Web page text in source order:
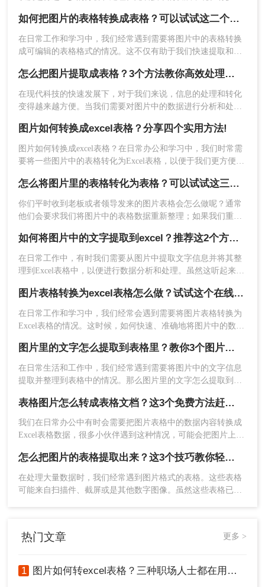
优点：操作简便，无需安装额外软件；支持多
缺点 ：需要链接网络；识别精度可能受图片质
1、打开在线图片转excel网址
（https://pdftoword.55.la/img2excel/）可以看
到一个转换界面。
2、自定义输出格式设置
4、上传要转换的图片，需要设置自定义选项
的可以设置一点，然后点击开始转换。
将详细介绍几种常用的图片表格提取方法。
如何把图片的表格转换成表格？可以试试这二个方法！
在日常工作和学习中，我们经常遇到需要将图片中的表格转换
成可编辑的表格格式的情况。这不仅有助于我们快速提取和整
转换成表格呢？下面将介绍二种实用的方法，帮助您轻松将图
片表格转换为可编辑的表格。
怎么把图片提取成表格？3个方法教你高效处理数据~
在现代科技的快速发展下，对于我们来说，信息的处理和转化
变得越来越方便。当我们需要对图片中的数据进行分析和处理
效的方法来将图片提取为表格，帮助你快速解决怎么把图片提
取成表格问题。
图片如何转换成excel表格？分享四个实用方法!
图片如何转换成excel表格？在日常办公和学习中，我们时常需
要将一些图片中的表格转化为Excel表格，以便于我们更方便地
化方法，可以帮助我们更好地管理和分析数据。然而，对于一
些图片中包含表格的情况，手动输入表格内容可能较为繁琐，
这时我们可以使用 OCR 软件，将图片中的表格转换成 Excel 表
格。
怎么将图片里的表格转化为表格？可以试试这三个方法！
你们平时收到老板或者领导发来的图片表格会怎么做呢？通常
他们会要求我们将图片中的表格数据重新整理；如果我们重新
图片转为表格，这样就能自由编辑了。那么你们知道怎么将图
片里的表格转化为表格吗？下面小编就总结了三个实用的转换
技巧给大家！
如何将图片中的文字提取到excel？推荐这2个方法，一学就会！
在日常工作中，有时我们需要从图片中提取文字信息并将其整
理到Excel表格中，以便进行数据分析和处理。虽然这听起来可
相对简单。那么如何将图片中的文字提取到excel呢？以下是将
图片中的文字提取到Excel的几种方法。
图片表格转换为excel表格怎么做？试试这个在线转换工具！
在日常工作和学习中，我们经常会遇到需要将图片表格转换为
Excel表格的情况。这时候，如何快速、准确地将图片中的数据
excel表格怎么做呢？下面，我将为大家介绍一种简单而高效的
方法，帮助您实现这一目标。
图片里的文字怎么提取到表格里？教你3个图片转excel方法
在日常生活和工作中，我们经常遇到需要将图片中的文字信息
提取并整理到表格中的情况。那么图片里的文字怎么提取到表
标。
表格图片怎么转成表格文档？这3个免费方法赶紧收藏！
我们在日常办公中有时会需要把图片表格中的数据内容转换成
Excel表格数据，很多小伙伴遇到这种情况，可能会把图片上的
太低了。今天就跟大家分享表格图片怎么转成表格文档方法，
下面一起看看吧。
怎么把图片的表格提取出来？这3个技巧教你轻松完成提取~！
在处理大量数据时，我们经常遇到图片格式的表格。这些表格
可能来自扫描件、截屏或是其他数字图像。虽然这些表格已经
这一任务。
热门文章 更多 >
1 图片如何转excel表格？三种职场人士都在用的方法，一学就会！